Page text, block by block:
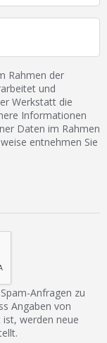
Rahmen der
und
Werkstatt die
Informationen
Daten im Rahmen
entnehmen Sie
Anfragen zu
Angaben von
werden neue